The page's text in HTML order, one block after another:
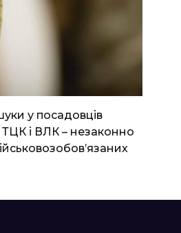
у посадовців
ТЦК і ВЛК – незаконно